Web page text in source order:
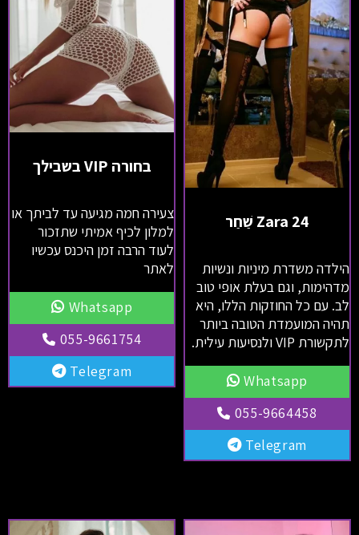
Zara 24 שַׁחַר
הילדה משדרת מיניות ונשיות
מדהימות, וגם בעלת אופי טוב
לב. עם כל החוזקות הללו, היא
תהיה המועמדת הטובה ביותר
לתקשורת VIP ולנסיעות עילית.
Whatsapp
055-9664458
Telegram
בחורה VIP בשבילך
צעירה חמה מגיעה עד לביתך או
למלון לכיף אמיתי שתזכור
לעוד הרבה זמן היכנס עכשיו
לאתר
Whatsapp
055-9661754
Telegram